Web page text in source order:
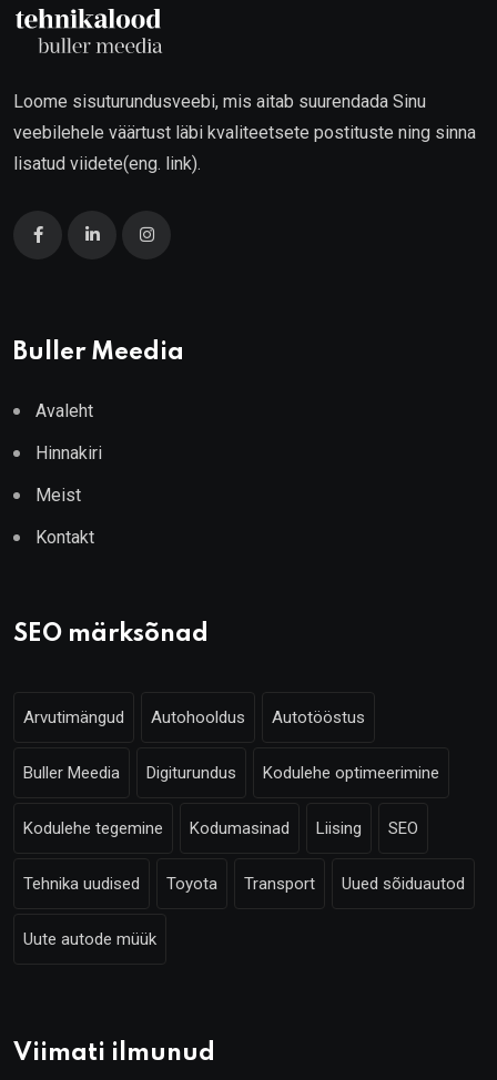
Loome sisuturundusveebi, mis aitab suurendada Sinu
veebilehele väärtust läbi kvaliteetsete postituste ning sinna
lisatud viidete(eng. link).
Buller Meedia
Avaleht
Hinnakiri
Meist
Kontakt
SEO märksõnad
Arvutimängud Autohooldus Autotööstus
Buller Meedia Digiturundus Kodulehe optimeerimine
Kodulehe tegemine Kodumasinad Liising SEO
Tehnika uudised Toyota Transport Uued sõiduautod
Uute autode müük
Viimati ilmunud